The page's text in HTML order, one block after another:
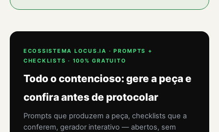
ECOSSISTEMA LOCUS.IA · PROMPTS +
CHECKLISTS · 100% GRATUITO
Todo o contencioso: gere a peça e
confira antes de protocolar
Prompts que produzem a peça, checklists que a
conferem, gerador interativo — abertos, sem